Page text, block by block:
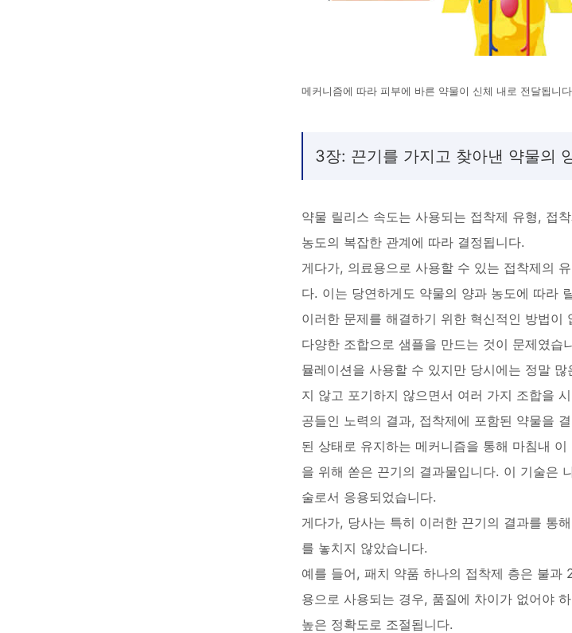
메커니즘에 따라 피부에 바른 약물이 신체 내로 전달됩니다
3장: 끈기를 가지고 찾아낸 약물의
약물 릴리스 속도는 사용되는 접착제 유형, 접
농도의 복잡한 관계에 따라 결정됩니다.
게다가, 의료용으로 사용할 수 있는 접착제의
다. 이는 당연하게도 약물의 양과 농도에 따라
이러한 문제를 해결하기 위한 혁신적인 방법이
다양한 조합으로 샘플을 만드는 것이 문제였
뮬레이션을 사용할 수 있지만 당시에는 정말
지 않고 포기하지 않으면서 여러 가지 조합을
공들인 노력의 결과, 접착제에 포함된 약물을
된 상태로 유지하는 메커니즘을 통해 마침내
을 위해 쏟은 끈기의 결과물입니다. 이 기술은
술로서 응용되었습니다.
게다가, 당사는 특히 이러한 끈기의 결과를 통
를 놓치지 않았습니다.
예를 들어, 패치 약품 하나의 접착제 층은 불
용으로 사용되는 경우, 품질에 차이가 없어야
높은 정확도로 조절됩니다.